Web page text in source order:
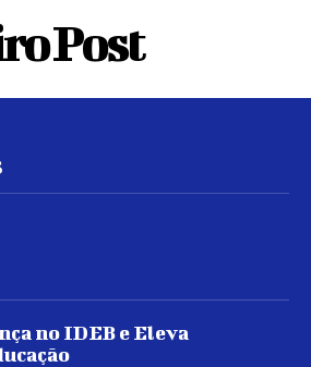
Post
no IDEB e Eleva